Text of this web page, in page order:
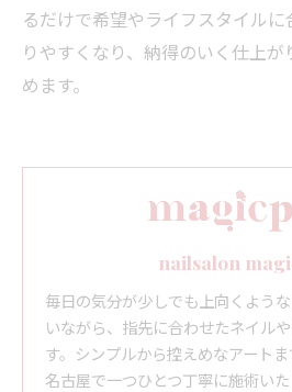
るだけで希望やライフスタイル
りやすくなり、納得のいく仕上
めます。
nailsalon
毎日の気分が少しでも上向くよう
いながら、指先に合わせたネイル
す。シンプルから控えめなアートま
名古屋で一つひとつ丁寧に施術いた